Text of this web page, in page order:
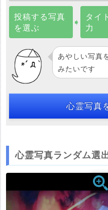
投稿する写真
を選ぶ
➧
タイ
力
あやしい写真
みたいです
心霊写真
心霊写真ランダム選